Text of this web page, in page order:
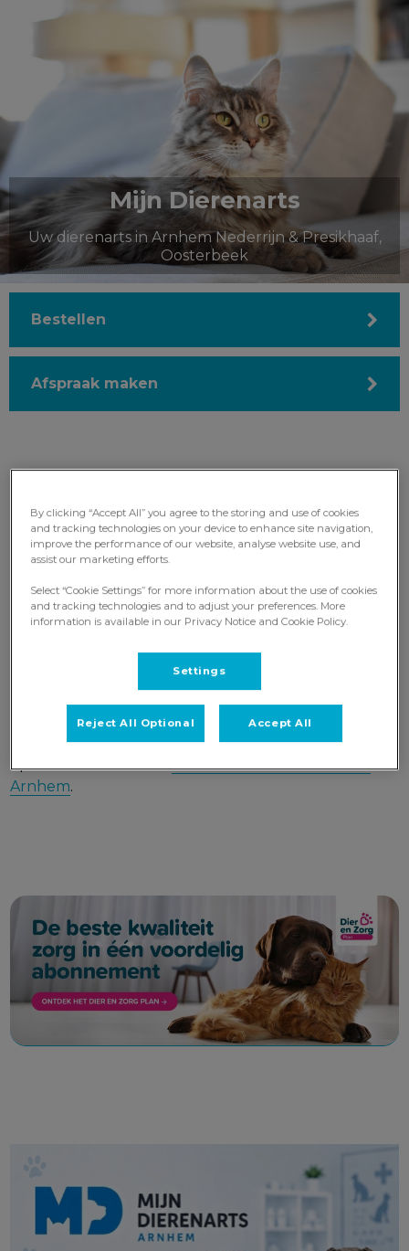
Mijn Dierenarts
Uw dierenarts in Arnhem Nederrijn & Presikhaaf,
Oosterbeek
Bestellen
Afspraak maken
Welkom bij Mijn Dierenarts
Op onze 3 locaties, verdeeld over Arnhem,
Oosterbeek, en Nederrijn, zet ons team van
betrokken dierenartsen en paraveterinairen zich
elke dag in om uw dier de beste zorg te geven. Dit
doen we samen met u, u kent uw dier immers het
beste. Zo gaan we in elke situatie op zoek naar de
beste keuze voor uw dier.
Voor spoedeisende gevallen raden wij u aan contact
op te nemen met hetEvidensia Dierenziekenhuis
Arnhem.
By clicking “Accept All” you agree to the storing and use of cookies
and tracking technologies on your device to enhance site navigation,
improve the performance of our website, analyse website use, and
assist our marketing efforts.
Select “Cookie Settings” for more information about the use of cookies
and tracking technologies and to adjust your preferences. More
information is available in our Privacy Notice and Cookie Policy.
Settings
Reject All Optional Accept All